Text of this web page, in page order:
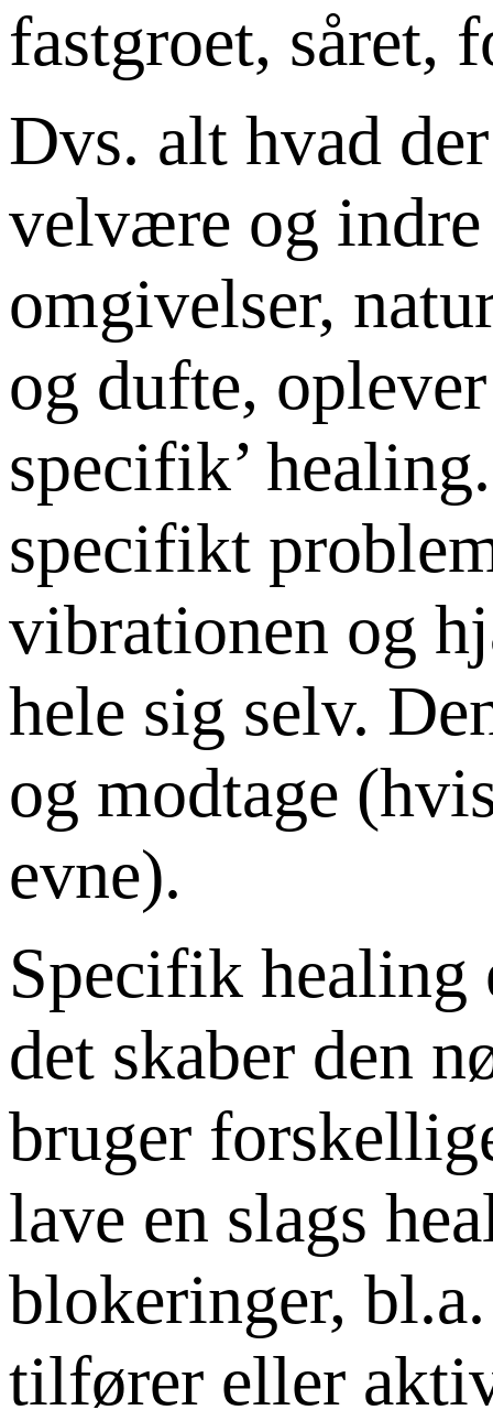
fastgroet, såret,
Dvs. alt hvad
velvære og
omgivelser,
og dufte,
specifik’
specifikt
vibrationen og
hele sig selv.
og modtage
evne).
Specifik
det skaber den
bruger
lave en slags
blokeringer,
tilfører eller